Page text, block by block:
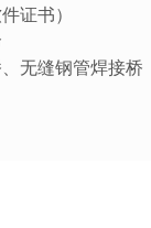
证书）
无缝钢管焊接桥